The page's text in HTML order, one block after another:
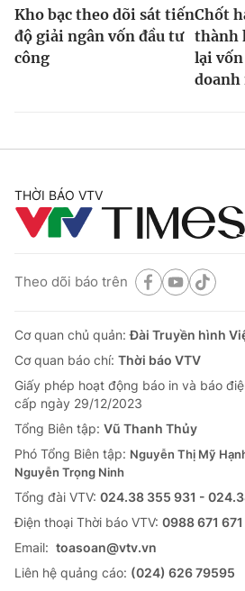
Kho bạc theo dõi sát tiến
độ giải ngân vốn đầu tư
công
Chốt
thành
lại
doanh
THỜI BÁO VTV
Theo dõi báo trên
Cơ quan chủ quản:Đài Truyền hình
Cơ quan báo chí: Thời báo VTV
Giấy phép hoạt động báo in và báo
cấp ngày 29/12/2023
Tổng Biên tập: Vũ Thanh Thủy
Phó Tổng Biên tập: Nguyễn Thị Mỹ
Nguyễn Trọng Ninh
Tổng đài VTV: 024.38 355 931 -
Ðiện thoại Thời báo VTV: 0988 671 671
Email: toasoan@vtv.vn
Liên hệ quảng cáo: (024) 626 79595